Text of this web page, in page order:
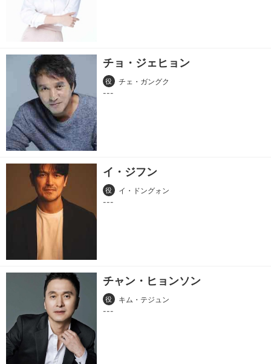
チョ・ジェヒョン
役 チェ・ガングク
イ・ジフン
役 イ・ドングォン
チャン・ヒョンソン
役 キム・テジュン